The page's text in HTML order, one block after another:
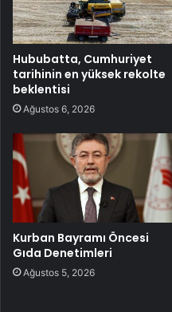
Hububatta, Cumhuriyet
tarihinin en yüksek rekolte
beklentisi
Ağustos 6, 2026
Kurban Bayramı Öncesi
Gıda Denetimleri
Ağustos 5, 2026